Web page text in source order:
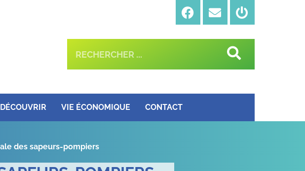
DÉCOUVRIR VIE ÉCONOMIQUE CONTACT
des sapeurs-pompiers